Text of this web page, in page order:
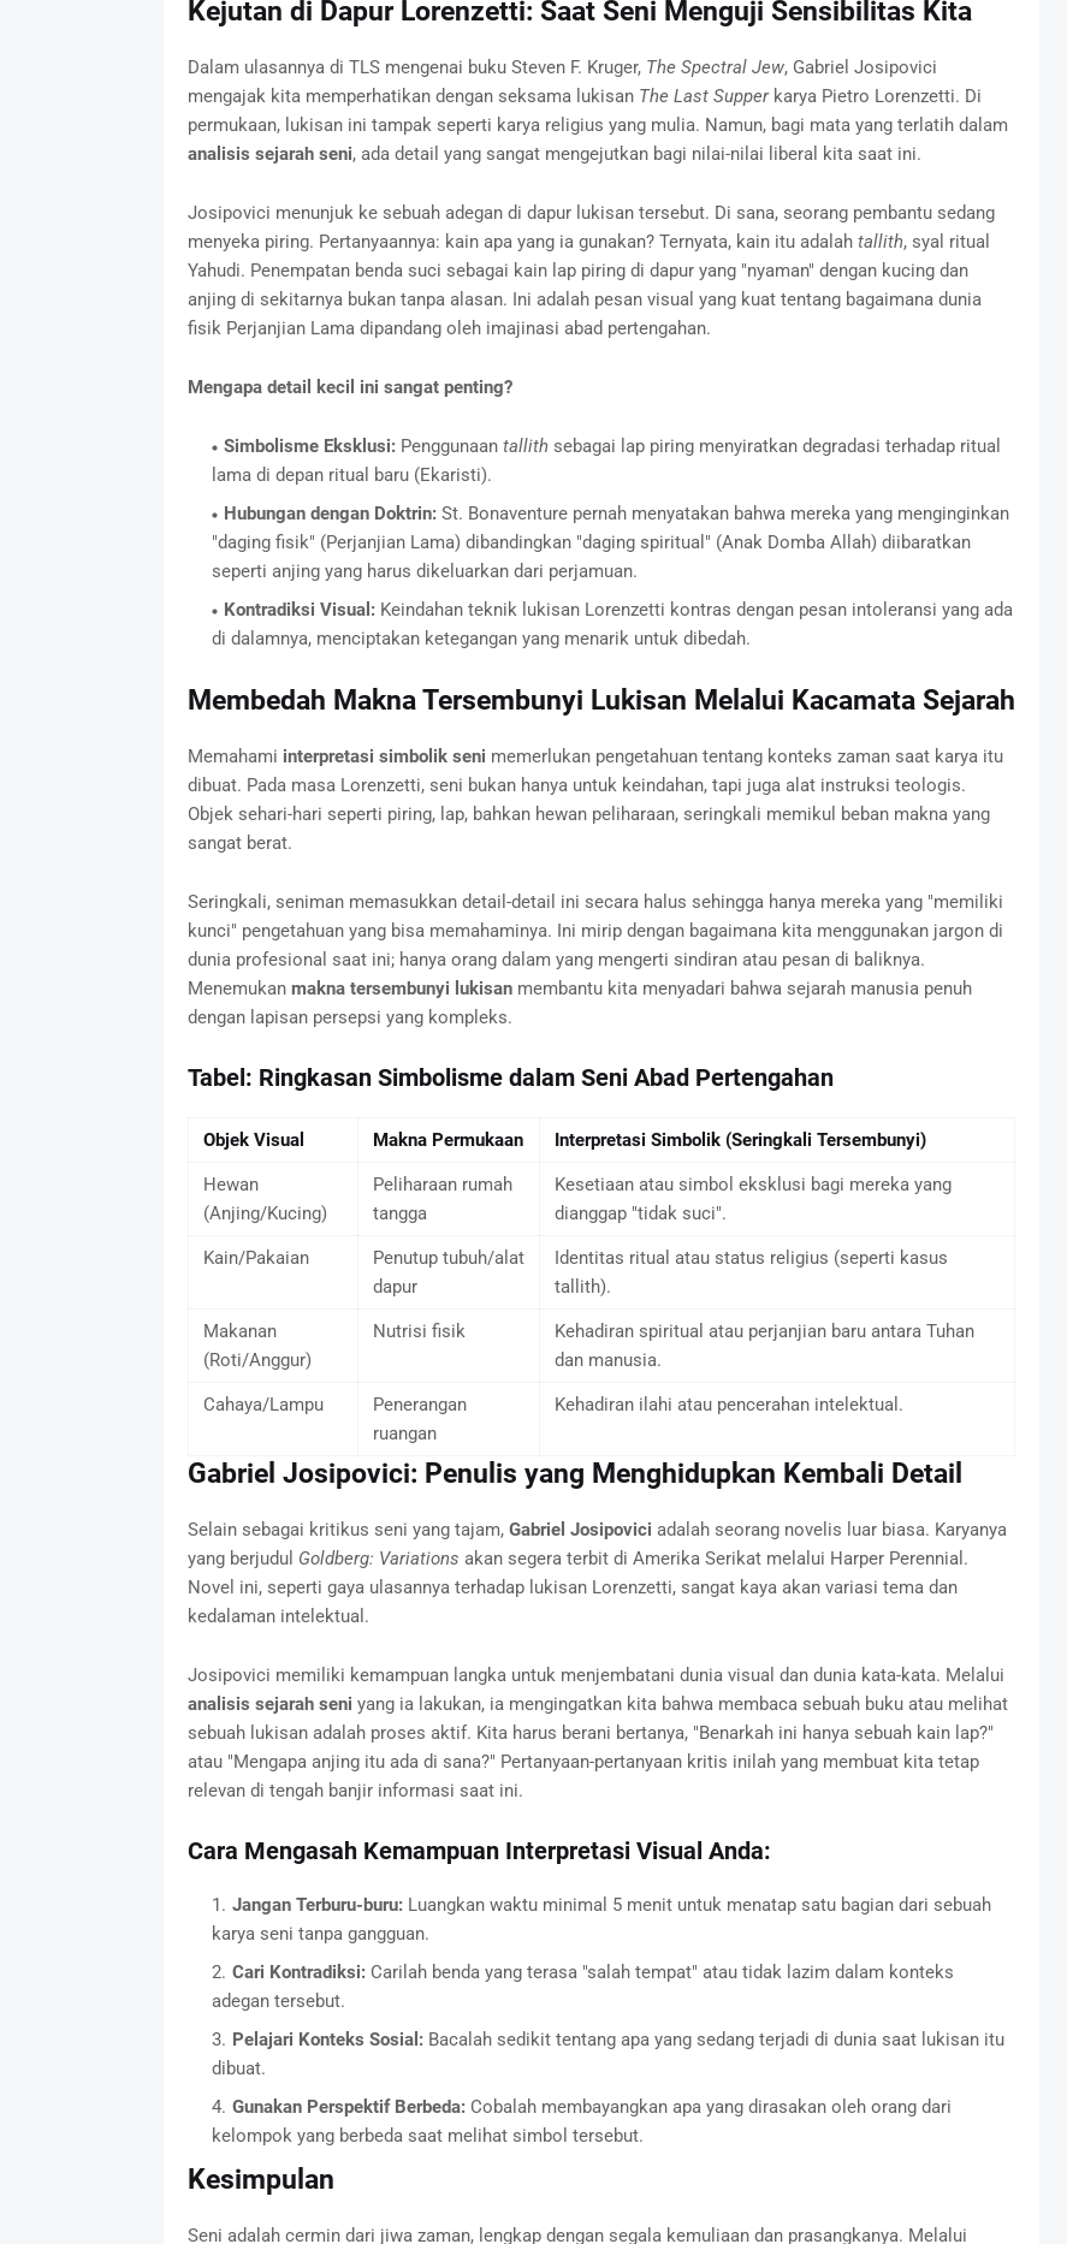
Kejutan di Dapur Lorenzetti: Saat Seni Menguji Sensibilitas Kita
Dalam ulasannya di TLS mengenai buku Steven F. Kruger, The Spectral Jew, Gabriel Josipovici
mengajak kita memperhatikan dengan seksama lukisan The Last Supperkarya Pietro Lorenzetti. Di
permukaan, lukisan ini tampak seperti karya religius yang mulia. Namun, bagi mata yang terlatih dalam
analisis sejarah seni, ada detail yang sangat mengejutkan bagi nilai-nilai liberal kita saat ini.
Josipovici menunjuk ke sebuah adegan di dapur lukisan tersebut. Di sana, seorang pembantu sedang
menyeka piring. Pertanyaannya: kain apa yang ia gunakan? Ternyata, kain itu adalah tallith, syal ritual
Yahudi. Penempatan benda suci sebagai kain lap piring di dapur yang "nyaman" dengan kucing dan
anjing di sekitarnya bukan tanpa alasan. Ini adalah pesan visual yang kuat tentang bagaimana dunia
fisik Perjanjian Lama dipandang oleh imajinasi abad pertengahan.
Mengapa detail kecil ini sangat penting?
Simbolisme Eksklusi:Penggunaan tallith sebagai lap piring menyiratkan degradasi terhadap ritual
lama di depan ritual baru (Ekaristi).
Hubungan dengan Doktrin:St. Bonaventure pernah menyatakan bahwa mereka yang menginginkan
"daging fisik" (Perjanjian Lama) dibandingkan "daging spiritual" (Anak Domba Allah) diibaratkan
seperti anjing yang harus dikeluarkan dari perjamuan.
Kontradiksi Visual:Keindahan teknik lukisan Lorenzetti kontras dengan pesan intoleransi yang ada
di dalamnya, menciptakan ketegangan yang menarik untuk dibedah.
Membedah Makna Tersembunyi Lukisan Melalui Kacamata Sejarah
Memahami interpretasi simbolik seni memerlukan pengetahuan tentang konteks zaman saat karya itu
dibuat. Pada masa Lorenzetti, seni bukan hanya untuk keindahan, tapi juga alat instruksi teologis.
Objek sehari-hari seperti piring, lap, bahkan hewan peliharaan, seringkali memikul beban makna yang
sangat berat.
Seringkali, seniman memasukkan detail-detail ini secara halus sehingga hanya mereka yang "memiliki
kunci" pengetahuan yang bisa memahaminya. Ini mirip dengan bagaimana kita menggunakan jargon di
dunia profesional saat ini; hanya orang dalam yang mengerti sindiran atau pesan di baliknya.
Menemukan makna tersembunyi lukisanmembantu kita menyadari bahwa sejarah manusia penuh
dengan lapisan persepsi yang kompleks.
Tabel: Ringkasan Simbolisme dalam Seni Abad Pertengahan
Objek Visual Makna Permukaan Interpretasi Simbolik (Seringkali Tersembunyi)
Hewan
(Anjing/Kucing)
Peliharaan rumah
tangga
Kesetiaan atau simbol eksklusi bagi mereka yang
dianggap "tidak suci".
Kain/Pakaian
Penutup tubuh/alat
dapur
Identitas ritual atau status religius (seperti kasus
tallith).
Makanan
(Roti/Anggur)
Nutrisi fisik
Kehadiran spiritual atau perjanjian baru antara Tuhan
dan manusia.
Cahaya/Lampu
Penerangan
ruangan
Kehadiran ilahi atau pencerahan intelektual.
Gabriel Josipovici: Penulis yang Menghidupkan Kembali Detail
Selain sebagai kritikus seni yang tajam, Gabriel Josipovici adalah seorang novelis luar biasa. Karyanya
yang berjudul Goldberg: Variations akan segera terbit di Amerika Serikat melalui Harper Perennial.
Novel ini, seperti gaya ulasannya terhadap lukisan Lorenzetti, sangat kaya akan variasi tema dan
kedalaman intelektual.
Josipovici memiliki kemampuan langka untuk menjembatani dunia visual dan dunia kata-kata. Melalui
analisis sejarah seni yang ia lakukan, ia mengingatkan kita bahwa membaca sebuah buku atau melihat
sebuah lukisan adalah proses aktif. Kita harus berani bertanya, "Benarkah ini hanya sebuah kain lap?"
atau "Mengapa anjing itu ada di sana?" Pertanyaan-pertanyaan kritis inilah yang membuat kita tetap
relevan di tengah banjir informasi saat ini.
Cara Mengasah Kemampuan Interpretasi Visual Anda:
Jangan Terburu-buru:Luangkan waktu minimal 5 menit untuk menatap satu bagian dari sebuah
karya seni tanpa gangguan.
Cari Kontradiksi:Carilah benda yang terasa "salah tempat" atau tidak lazim dalam konteks
adegan tersebut.
Pelajari Konteks Sosial:Bacalah sedikit tentang apa yang sedang terjadi di dunia saat lukisan itu
dibuat.
Gunakan Perspektif Berbeda:Cobalah membayangkan apa yang dirasakan oleh orang dari
kelompok yang berbeda saat melihat simbol tersebut.
Kesimpulan
Seni adalah cermin dari jiwa zaman, lengkap dengan segala kemuliaan dan prasangkanya. Melalui